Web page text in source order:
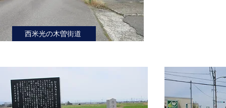
西米光の木曽街道